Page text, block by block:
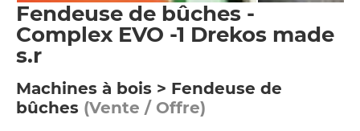
Fendeuse de bûches -
Complex EVO -1 Drekos made
s.r
Machines à bois > Fendeuse de
bûches (Vente / Offre)